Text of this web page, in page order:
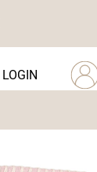
LOGIN